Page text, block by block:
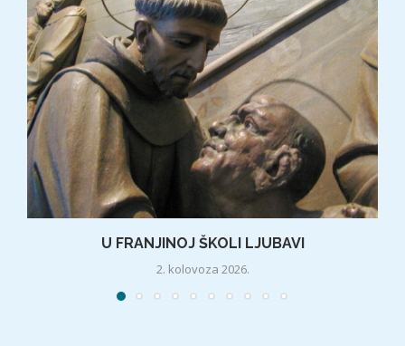
U FRANJINOJ ŠKOLI LJUBAVI
2. kolovoza 2026.